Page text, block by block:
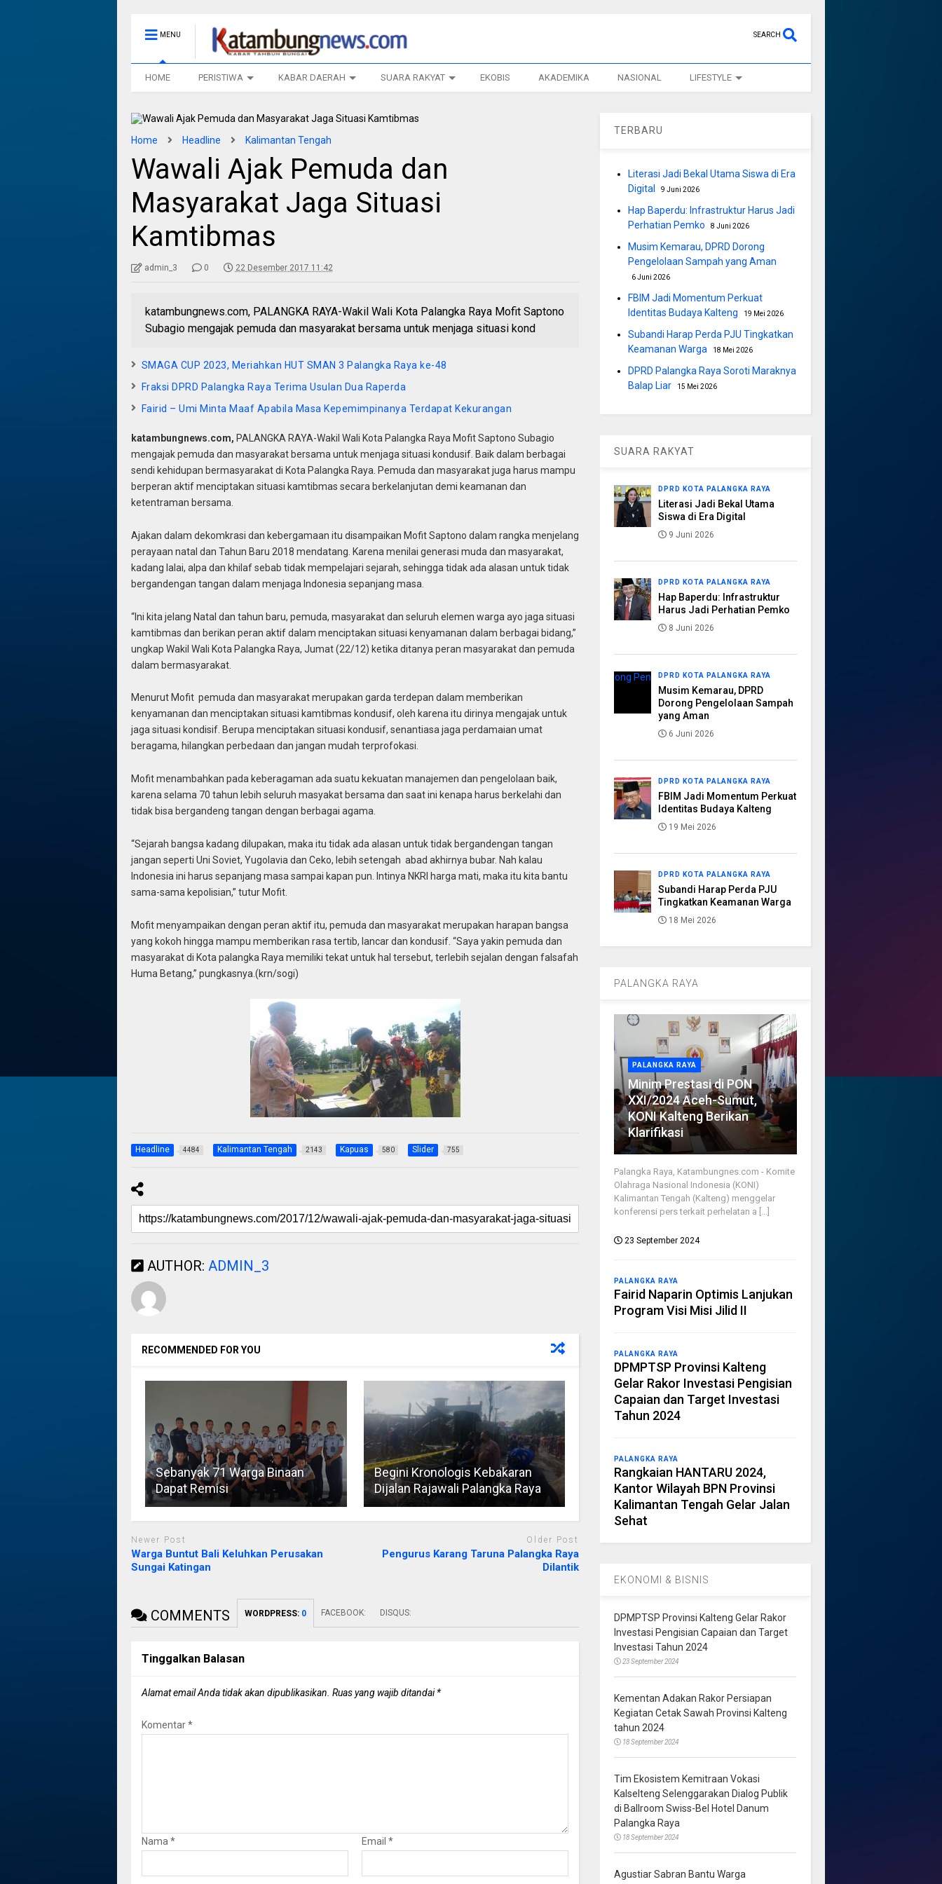
MENU SEARCH
HOME PERISTIWA KABAR DAERAH SUARA RAKYAT EKOBIS AKADEMIKA NASIONAL LIFESTYLE
Home Headline Kalimantan Tengah
Wawali Ajak Pemuda dan
Masyarakat Jaga Situasi
Kamtibmas
admin_3 0 22 Desember 2017 11:42
katambungnews.com, PALANGKA RAYA-Wakil Wali Kota Palangka Raya Mofit Saptono
Subagio mengajak pemuda dan masyarakat bersama untuk menjaga situasi kond
SMAGA CUP 2023, Meriahkan HUT SMAN 3 Palangka Raya ke-48
Fraksi DPRD Palangka Raya Terima Usulan Dua Raperda
Fairid – Umi Minta Maaf Apabila Masa Kepemimpinanya Terdapat Kekurangan
katambungnews.com, PALANGKA RAYA-Wakil Wali Kota Palangka Raya Mofit Saptono Subagio
mengajak pemuda dan masyarakat bersama untuk menjaga situasi kondusif. Baik dalam berbagai
sendi kehidupan bermasyarakat di Kota Palangka Raya. Pemuda dan masyarakat juga harus mampu
berperan aktif menciptakan situasi kamtibmas secara berkelanjutan demi keamanan dan
ketentraman bersama.
Ajakan dalam dekomkrasi dan kebergamaan itu disampaikan Mofit Saptono dalam rangka menjelang
perayaan natal dan Tahun Baru 2018 mendatang. Karena menilai generasi muda dan masyarakat,
kadang lalai, alpa dan khilaf sebab tidak mempelajari sejarah, sehingga tidak ada alasan untuk tidak
bergandengan tangan dalam menjaga Indonesia sepanjang masa.
“Ini kita jelang Natal dan tahun baru, pemuda, masyarakat dan seluruh elemen warga ayo jaga situasi
kamtibmas dan berikan peran aktif dalam menciptakan situasi kenyamanan dalam berbagai bidang,”
ungkap Wakil Wali Kota Palangka Raya, Jumat (22/12) ketika ditanya peran masyarakat dan pemuda
dalam bermasyarakat.
Menurut Mofit pemuda dan masyarakat merupakan garda terdepan dalam memberikan
kenyamanan dan menciptakan situasi kamtibmas kondusif, oleh karena itu dirinya mengajak untuk
jaga situasi kondisif. Berupa menciptakan situasi kondusif, senantiasa jaga perdamaian umat
beragama, hilangkan perbedaan dan jangan mudah terprofokasi.
Mofit menambahkan pada keberagaman ada suatu kekuatan manajemen dan pengelolaan baik,
karena selama 70 tahun lebih seluruh masyakat bersama dan saat ini kenapa harus berkelahi dan
tidak bisa bergandeng tangan dengan berbagai agama.
“Sejarah bangsa kadang dilupakan, maka itu tidak ada alasan untuk tidak bergandengan tangan
jangan seperti Uni Soviet, Yugolavia dan Ceko, lebih setengah abad akhirnya bubar. Nah kalau
Indonesia ini harus sepanjang masa sampai kapan pun. Intinya NKRI harga mati, maka itu kita bantu
sama-sama kepolisian,” tutur Mofit.
Mofit menyampaikan dengan peran aktif itu, pemuda dan masyarakat merupakan harapan bangsa
yang kokoh hingga mampu memberikan rasa tertib, lancar dan kondusif. “Saya yakin pemuda dan
masyarakat di Kota palangka Raya memiliki tekat untuk hal tersebut, terlebih sejalan dengan falsafah
Huma Betang,” pungkasnya.(krn/sogi)
Headline 4484 Kalimantan Tengah 2143 Kapuas 580 Slider 755
AUTHOR: ADMIN_3
RECOMMENDED FOR YOU
Sebanyak 71 Warga Binaan
Dapat Remisi
Begini Kronologis Kebakaran
Dijalan Rajawali Palangka Raya
Newer Post
Warga Buntut Bali Keluhkan Perusakan
Sungai Katingan
Older Post
Pengurus Karang Taruna Palangka Raya
Dilantik
COMMENTS WORDPRESS: 0 FACEBOOK: DISQUS:
Tinggalkan Balasan
Alamat email Anda tidak akan dipublikasikan. Ruas yang wajib ditandai*
Komentar*
Nama* Email *
TERBARU
Literasi Jadi Bekal Utama Siswa di Era
Digital
9 Juni 2026
Hap Baperdu: Infrastruktur Harus Jadi
Perhatian Pemko
8 Juni 2026
Musim Kemarau, DPRD Dorong
Pengelolaan Sampah yang Aman
6 Juni 2026
FBIM Jadi Momentum Perkuat
Identitas Budaya Kalteng
19 Mei 2026
Subandi Harap Perda PJU Tingkatkan
Keamanan Warga
18 Mei 2026
DPRD Palangka Raya Soroti Maraknya
Balap Liar
15 Mei 2026
SUARA RAKYAT
DPRD KOTA PALANGKA RAYA
Literasi Jadi Bekal Utama
Siswa di Era Digital
9 Juni 2026
DPRD KOTA PALANGKA RAYA
Hap Baperdu: Infrastruktur
Harus Jadi Perhatian Pemko
8 Juni 2026
DPRD KOTA PALANGKA RAYA
Musim Kemarau, DPRD
Dorong Pengelolaan Sampah
yang Aman
6 Juni 2026
DPRD KOTA PALANGKA RAYA
FBIM Jadi Momentum Perkuat
Identitas Budaya Kalteng
19 Mei 2026
DPRD KOTA PALANGKA RAYA
Subandi Harap Perda PJU
Tingkatkan Keamanan Warga
18 Mei 2026
PALANGKA RAYA
PALANGKA RAYA
Minim Prestasi di PON
XXI/2024 Aceh-Sumut,
KONI Kalteng Berikan
Klarifikasi
Palangka Raya, Katambungnes.com - Komite
Olahraga Nasional Indonesia (KONI)
Kalimantan Tengah (Kalteng) menggelar
konferensi pers terkait perhelatan a [...]
23 September 2024
PALANGKA RAYA
Fairid Naparin Optimis Lanjukan
Program Visi Misi Jilid II
PALANGKA RAYA
DPMPTSP Provinsi Kalteng
Gelar Rakor Investasi Pengisian
Capaian dan Target Investasi
Tahun 2024
PALANGKA RAYA
Rangkaian HANTARU 2024,
Kantor Wilayah BPN Provinsi
Kalimantan Tengah Gelar Jalan
Sehat
EKONOMI & BISNIS
DPMPTSP Provinsi Kalteng Gelar Rakor
Investasi Pengisian Capaian dan Target
Investasi Tahun 2024
23 September 2024
Kementan Adakan Rakor Persiapan
Kegiatan Cetak Sawah Provinsi Kalteng
tahun 2024
18 September 2024
Tim Ekosistem Kemitraan Vokasi
Kalselteng Selenggarakan Dialog Publik
di Ballroom Swiss-Bel Hotel Danum
Palangka Raya
18 September 2024
Agustiar Sabran Bantu Warga